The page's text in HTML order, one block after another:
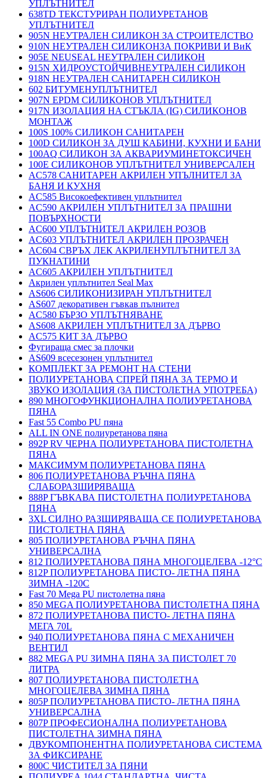
УПЛЪТНИТЕЛ
638TD ТЕКСТУРИРАН ПОЛИУРЕТАНОВ
УПЛЪТНИТЕЛ
905N НЕУТРАЛЕН СИЛИКОН ЗА СТРОИТЕЛСТВО
910N НЕУТРАЛЕН СИЛИКОНЗА ПОКРИВИ И ВиК
905E NEUSEAL НЕУТРАЛЕН СИЛИКОН
915N ХИДРОУСТОЙЧИВНЕУТРАЛЕН СИЛИКОН
918N НЕУТРАЛЕН САНИТАРЕН СИЛИКОН
602 БИТУМЕНУПЛЪТНИТЕЛ
907N EPDM СИЛИКОНОВ УПЛЪТНИТЕЛ
917N ИЗОЛАЦИЯ НА СТЪКЛА (IG) СИЛИКОНОВ
МОНТАЖ
100S 100% СИЛИКОН САНИТАРЕН
100D СИЛИКОН ЗА ДУШ КАБИНИ, КУХНИ И БАНИ
100AQ СИЛИКОН ЗА АКВАРИУМИНЕТОКСИЧЕН
100E СИЛИКОНОВ УПЛЪТНИТЕЛ УНИВЕРСАЛЕН
AC578 САНИТАРЕН АКРИЛЕН УПЪЛНИТЕЛ ЗА
БАНЯ И КУХНЯ
AC585 Високоефективен уплътнител
AC590 АКРИЛЕН УПЛЪТНИТЕЛ ЗА ПРАШНИ
ПОВЪРХНОСТИ
AC600 УПЛЪТНИТЕЛ АКРИЛЕН РОЗОВ
AC603 УПЛЪТНИТЕЛ АКРИЛЕН ПРОЗРАЧЕН
AC604 СВРЪХ ЛЕК АКРИЛЕНУПЛЪТНИТЕЛ ЗА
ПУКНАТИНИ
AC605 АКРИЛЕН УПЛЪТНИТЕЛ
Акрилен уплътнител Seal Max
AS606 СИЛИКОНИЗИРАН УПЛЪТНИТЕЛ
AS607 декоративен гъвкав пълнител
AC580 БЪРЗО УПЛЪТНЯВАНЕ
AS608 АКРИЛЕН УПЛЪТНИТЕЛ ЗА ДЪРВО
AC575 КИТ ЗА ДЪРВО
Фугираща смес за плочки
AS609 всесезонен уплътнител
КОМПЛЕКТ ЗА РЕМОНТ НА СТЕНИ
ПОЛИУРЕТАНОВА СПРЕЙ ПЯНА ЗА ТЕРМО И
ЗВУКО ИЗОЛАЦИЯ (ЗА ПИСТОЛЕТНА УПОТРЕБА)
890 МНОГОФУНКЦИОНАЛНА ПОЛИУРЕТАНОВА
ПЯНА
Fast 55 Combo PU пяна
ALL IN ONE полиуретанова пяна
892P RV ЧЕРНА ПОЛИУРЕТАНОВА ПИСТОЛЕТНА
ПЯНА
МАКСИМУМ ПОЛИУРЕТАНОВА ПЯНА
806 ПОЛИУРЕТАНОВА РЪЧНА ПЯНА
СЛАБОРАЗШИРЯВАЩА
888P ГЪВКАВА ПИСТОЛЕТНА ПОЛИУРЕТАНОВА
ПЯНА
3XL СИЛНО РАЗШИРЯВАЩА СЕ ПОЛИУРЕТАНОВА
ПИСТОЛЕТНА ПЯНА
805 ПОЛИУРЕТАНОВА РЪЧНА ПЯНА
УНИВЕРСАЛНА
812 ПОЛИУРЕТАНОВА ПЯНА МНОГОЦЕЛЕВА -12°C
812P ПОЛИУРЕТАНОВА ПИСТО- ЛЕТНА ПЯНА
ЗИМНА -120С
Fast 70 Mega PU пистолетна пяна
850 MEGA ПОЛИУРЕТАНОВА ПИСТОЛЕТНА ПЯНА
872 ПОЛИУРЕТАНОВА ПИСТО- ЛЕТНА ПЯНА
МЕГА 70L
940 ПОЛИУРЕТАНОВА ПЯНА С МЕХАНИЧЕН
ВЕНТИЛ
882 MEGA PU ЗИМНА ПЯНА ЗА ПИСТОЛЕТ 70
ЛИТРА
807 ПОЛИУРЕТАНОВА ПИСТОЛЕТНА
МНОГОЦЕЛЕВА ЗИМНА ПЯНА
805P ПОЛИУРЕТАНОВА ПИСТО- ЛЕТНА ПЯНА
УНИВЕРСАЛНА
807P ПРОФЕСИОНАЛНА ПОЛИУРЕТАНОВА
ПИСТОЛЕТНА ЗИМНА ПЯНА
ДВУКОМПОНЕНТНА ПОЛИУРЕТАНОВА СИСТЕМА
ЗА ФИКСИРАНЕ
800C ЧИСТИТЕЛ ЗА ПЯНИ